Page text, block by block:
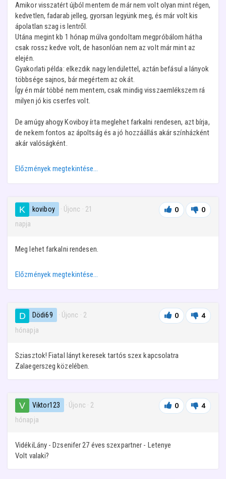
Amikor visszatért újból mentem de már nem volt olyan mint régen,
kedvetlen, fadarab jelleg, gyorsan legyünk meg, és már volt kis
ápolatlan szag is lentről.
Utána megint kb 1 hónap múlva gondoltam megpróbálom hátha
csak rossz kedve volt, de hasonlóan nem az volt már mint az
elején.
Gyakorlati példa: elkezdik nagy lendülettel, aztán befásul a lányok
többsége sajnos, bár megértem az okát.
Így én már többé nem mentem, csak mindig visszaemlékszem rá
milyen jó kis cserfes volt.
De amúgy ahogy Koviboy írta meglehet farkalni rendesen, azt bírja,
de nekem fontos az ápoltság és a jó hozzáállás akár színházként
akár valóságként.
Előzmények megtekintése…
koviboy · Újonc · 21
napja
0 0
Meg lehet farkalni rendesen.
Előzmények megtekintése…
Dödi69 · Újonc · 2
hónapja
0 4
Sziasztok! Fiatal lányt keresek tartós szex kapcsolatra
Zalaegerszeg közelében.
Viktor123 · Újonc · 2
hónapja
0 4
VidékiLány - Dzsenifer 27 éves szexpartner - Letenye
Volt valaki?